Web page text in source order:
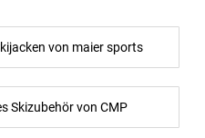
von maier sports
Skizubehör von CMP